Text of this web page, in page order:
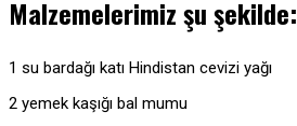
Malzemelerimiz şu şekilde:
1 su bardağı katı Hindistan cevizi yağı
2 yemek kaşığı bal mumu